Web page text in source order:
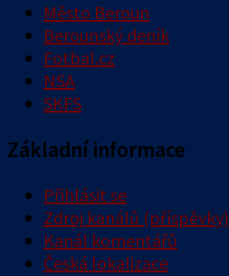
Město Beroun
Berounský deník
Fotbal.cz
NSA
SKFS
Základní informace
Přihlásit se
Zdroj kanálů (příspěvky)
Kanál komentářů
Česká lokalizace